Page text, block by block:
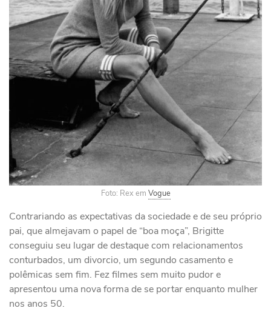
Foto: Rex em Vogue
Contrariando as expectativas da sociedade e de seu próprio
pai, que almejavam o papel de “boa moça”, Brigitte
conseguiu seu lugar de destaque com relacionamentos
conturbados, um divorcio, um segundo casamento e
polêmicas sem fim. Fezfilmes sem muito pudor e
apresentou uma nova forma de se portar enquanto mulher
nos anos 50.